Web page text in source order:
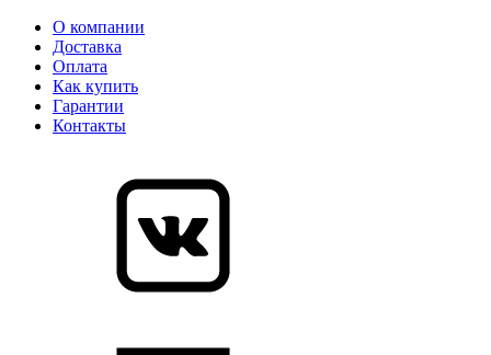
О компании
Доставка
Оплата
Как купить
Гарантии
Контакты